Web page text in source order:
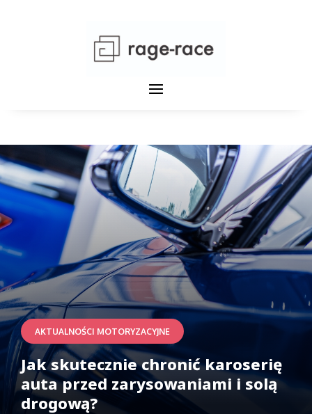
AKTUALNOŚCI MOTORYZACYJNE
Jak skutecznie chronić karoserię
auta przed zarysowaniami i solą
drogową?